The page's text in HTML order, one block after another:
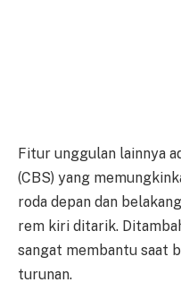
Fitur unggulan lainnya
(CBS) yang
roda depan dan
rem kiri ditarik.
sangat membantu saat
turunan.